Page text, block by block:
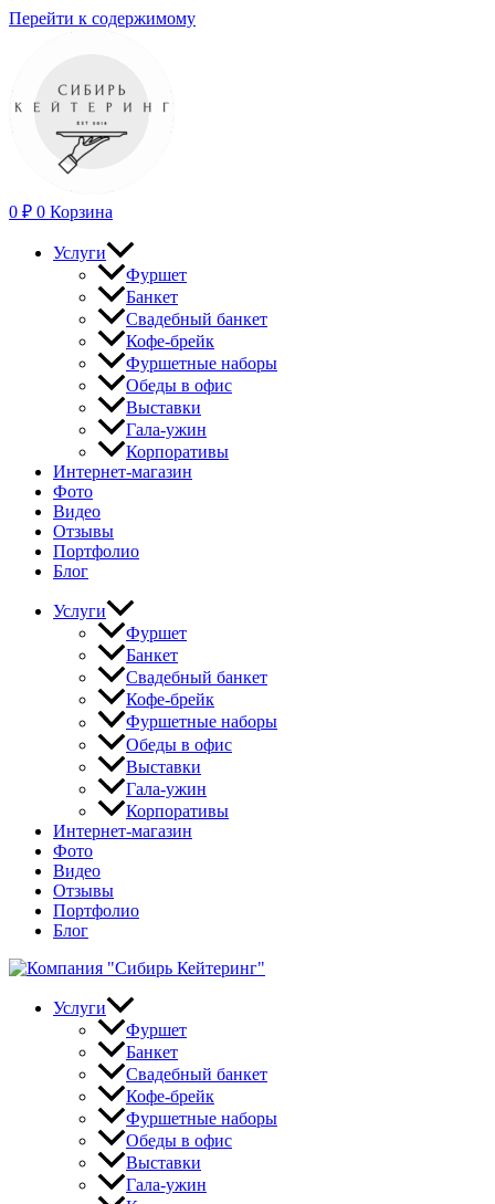
Перейти к содержимому
0 ₽ 0 Корзина
Услуги
Фуршет
Банкет
Свадебный банкет
Кофе-брейк
Фуршетные наборы
Обеды в офис
Выставки
Гала-ужин
Корпоративы
Интернет-магазин
Фото
Видео
Отзывы
Портфолио
Блог
Услуги
Фуршет
Банкет
Свадебный банкет
Кофе-брейк
Фуршетные наборы
Обеды в офис
Выставки
Гала-ужин
Корпоративы
Интернет-магазин
Фото
Видео
Отзывы
Портфолио
Блог
Услуги
Фуршет
Банкет
Свадебный банкет
Кофе-брейк
Фуршетные наборы
Обеды в офис
Выставки
Гала-ужин